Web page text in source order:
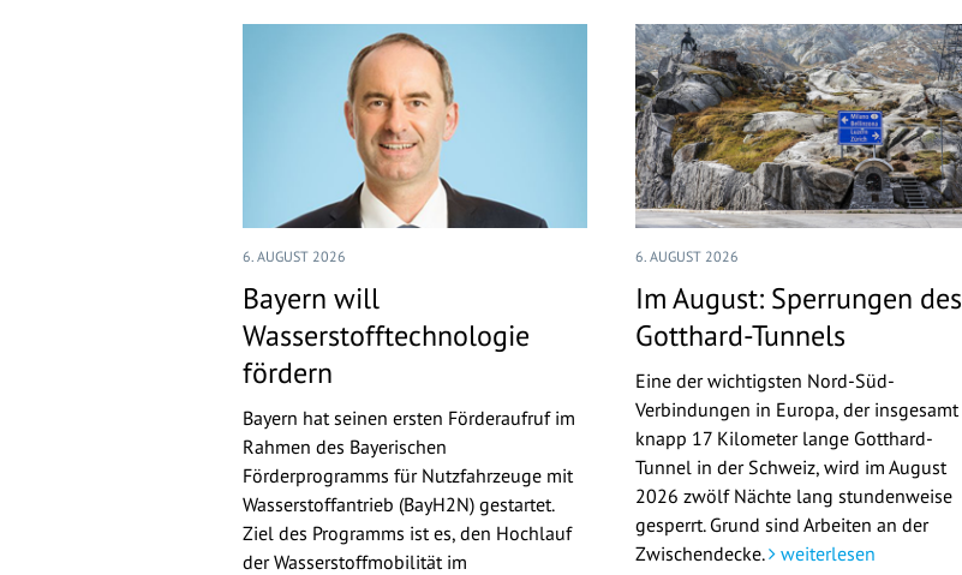
6. AUGUST 2026
Bayern will
Wasserstofftechnologie
fördern
Bayern hat seinen ersten Förderaufruf im
Rahmen des Bayerischen
Förderprogramms für Nutzfahrzeuge mit
Wasserstoffantrieb (BayH2N) gestartet.
Ziel des Programms ist es, den Hochlauf
der Wasserstoffmobilität im
6. AUGUST 2026
Im August: Sperrungen des
Gotthard-Tunnels
Eine der wichtigsten Nord-Süd-
Verbindungen in Europa, der insgesamt
knapp 17 Kilometer lange Gotthard-
Tunnel in der Schweiz, wird im August
2026 zwölf Nächte lang stundenweise
gesperrt. Grund sind Arbeiten an der
Zwischendecke. weiterlesen